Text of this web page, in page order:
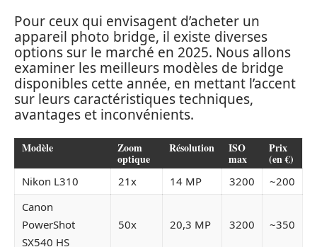
Pour ceux qui envisagent d’acheter un
appareil photo bridge, il existe diverses
options sur le marché en 2025. Nous allons
examiner les meilleurs modèles de bridge
disponibles cette année, en mettant l’accent
sur leurs caractéristiques techniques,
avantages et inconvénients.
Modèle Zoom
optique
Résolution ISO
max
Prix
(en €)
Nikon L310 21x 14 MP 3200
~200
Canon
PowerShot
SX540 HS
50x 20,3 MP 3200 ~350